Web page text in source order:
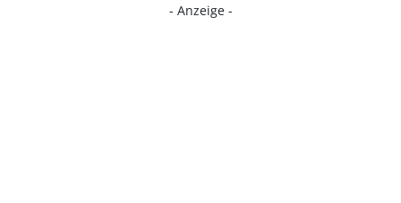
- Anzeige -